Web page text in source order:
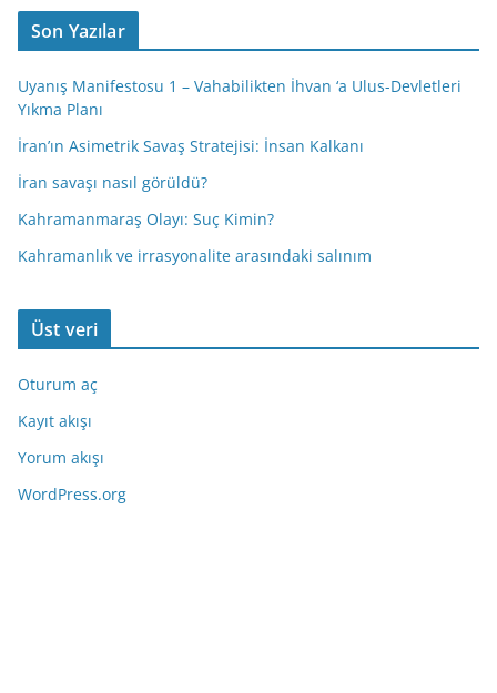
Son Yazılar
Uyanış Manifestosu 1 – Vahabilikten İhvan ‘a Ulus-Devletleri
Yıkma Planı
İran’ın Asimetrik Savaş Stratejisi: İnsan Kalkanı
İran savaşı nasıl görüldü?
Kahramanmaraş Olayı: Suç Kimin?
Kahramanlık ve irrasyonalite arasındaki salınım
Üst veri
Oturum aç
Kayıt akışı
Yorum akışı
WordPress.org